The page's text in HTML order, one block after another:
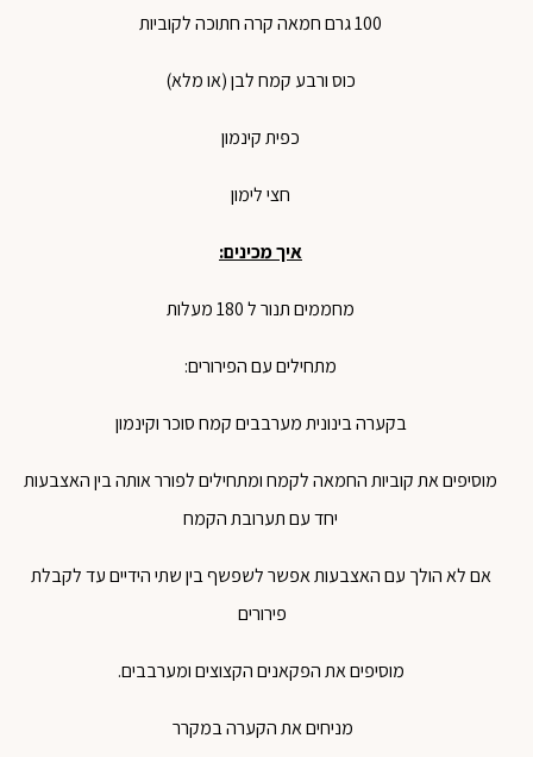
100 גרם חמאה קרה חתוכה לקוביות
כוס ורבע קמח לבן (או מלא)
כפית קינמון
חצי לימון
איך מכינים:
מחממים תנור ל 180 מעלות
מתחילים עם הפירורים:
בקערה בינונית מערבבים קמח סוכר וקינמון
מוסיפים את קוביות החמאה לקמח ומתחילים לפורר אותה בין האצבעות
יחד עם תערובת הקמח
אם לא הולך עם האצבעות אפשר לשפשף בין שתי הידיים עד לקבלת
פירורים
מוסיפים את הפקאנים הקצוצים ומערבבים.
מניחים את הקערה במקרר